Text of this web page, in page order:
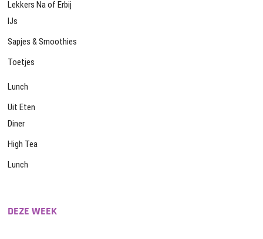
Lekkers Na of Erbij
IJs
Sapjes & Smoothies
Toetjes
Lunch
Uit Eten
Diner
High Tea
Lunch
DEZE WEEK